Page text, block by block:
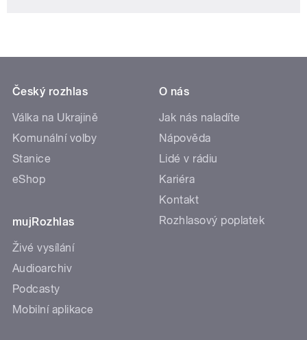
Český rozhlas
Válka na Ukrajině
Komunální volby
Stanice
eShop
mujRozhlas
Živé vysílání
Audioarchiv
Podcasty
Mobilní aplikace
O nás
Jak nás naladíte
Nápověda
Lidé v rádiu
Kariéra
Kontakt
Rozhlasový poplatek